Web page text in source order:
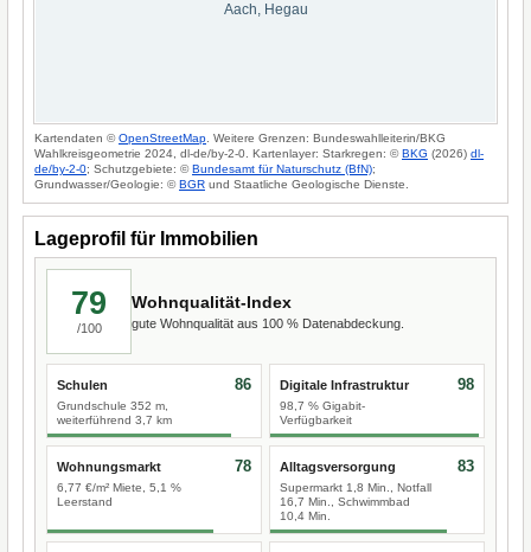
Aach, Hegau
Kartendaten ©OpenStreetMap . Weitere Grenzen: Bundeswahlleiterin/BKG
Wahlkreisgeometrie 2024, dl-de/by-2-0. Kartenlayer: Starkregen: ©BKG (2026) dl-
de/by-2-0; Schutzgebiete: ©Bundesamt für Naturschutz (BfN);
Grundwasser/Geologie: ©BGR und Staatliche Geologische Dienste.
Lageprofil für Immobilien
79
/100
Wohnqualität-Index
gute Wohnqualität aus 100 % Datenabdeckung.
Schulen
Grundschule 352 m,
weiterführend 3,7 km
86 Digitale Infrastruktur
98,7 % Gigabit-
Verfügbarkeit
98
Wohnungsmarkt
6,77 €/m² Miete, 5,1 %
Leerstand
78 Alltagsversorgung
Supermarkt 1,8 Min., Notfall
16,7 Min., Schwimmbad
10,4 Min.
83